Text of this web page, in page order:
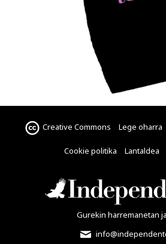
Creative Commons Lege oharra
Cookie politika Lantaldea
Gurekin harremanetan